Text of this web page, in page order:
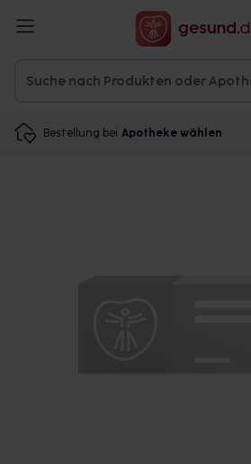
Bestellung bei Apotheke wählen